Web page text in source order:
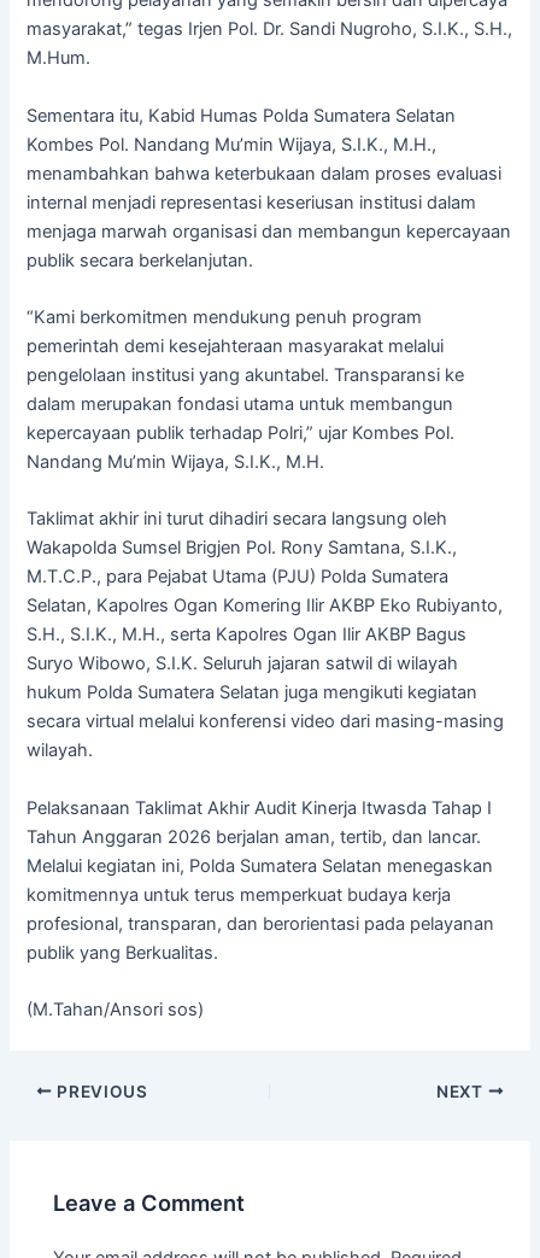
masyarakat,” tegas Irjen Pol. Dr. Sandi Nugroho, S.I.K., S.H.,
M.Hum.
Sementara itu, Kabid Humas Polda Sumatera Selatan
Kombes Pol. Nandang Mu’min Wijaya, S.I.K., M.H.,
menambahkan bahwa keterbukaan dalam proses evaluasi
internal menjadi representasi keseriusan institusi dalam
menjaga marwah organisasi dan membangun kepercayaan
publik secara berkelanjutan.
“Kami berkomitmen mendukung penuh program
pemerintah demi kesejahteraan masyarakat melalui
pengelolaan institusi yang akuntabel. Transparansi ke
dalam merupakan fondasi utama untuk membangun
kepercayaan publik terhadap Polri,” ujar Kombes Pol.
Nandang Mu’min Wijaya, S.I.K., M.H.
Taklimat akhir ini turut dihadiri secara langsung oleh
Wakapolda Sumsel Brigjen Pol. Rony Samtana, S.I.K.,
M.T.C.P., para Pejabat Utama (PJU) Polda Sumatera
Selatan, Kapolres Ogan Komering Ilir AKBP Eko Rubiyanto,
S.H., S.I.K., M.H., serta Kapolres Ogan Ilir AKBP Bagus
Suryo Wibowo, S.I.K. Seluruh jajaran satwil di wilayah
hukum Polda Sumatera Selatan juga mengikuti kegiatan
secara virtual melalui konferensi video dari masing-masing
wilayah.
Pelaksanaan Taklimat Akhir Audit Kinerja Itwasda Tahap I
Tahun Anggaran 2026 berjalan aman, tertib, dan lancar.
Melalui kegiatan ini, Polda Sumatera Selatan menegaskan
komitmennya untuk terus memperkuat budaya kerja
profesional, transparan, dan berorientasi pada pelayanan
publik yang Berkualitas.
(M.Tahan/Ansori sos)
PREVIOUS NEXT
Leave a Comment